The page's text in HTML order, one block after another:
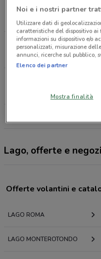
Via Arenula,55
4.8 km
APERTO
Via Aurelia, 676
5.6 km
APERTO
6.6 km
APERTO
Lago, offerte e negozi
Offerte volantini e
LAGO ROMA
LAGO MONTEROTONDO
Noi e i nostri partner
Utilizzare dati di
caratteristiche del dispositivo
informazioni su dispositivo e/o
personalizzati, misurazione
annunci, ricerche sul pubblico,
Elenco dei partner
Mostra finalità